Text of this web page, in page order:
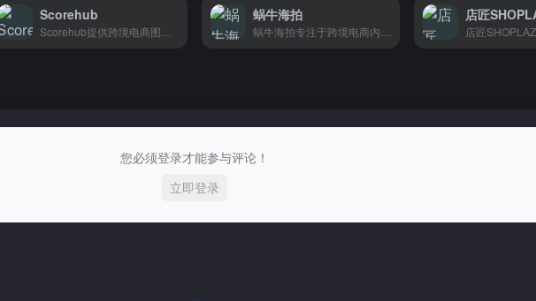
Scorehub 蜗牛海拍 店匠
您必须登录才能参与评论！
立即登录